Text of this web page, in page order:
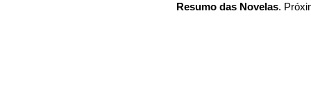
Resumo das Novelas.